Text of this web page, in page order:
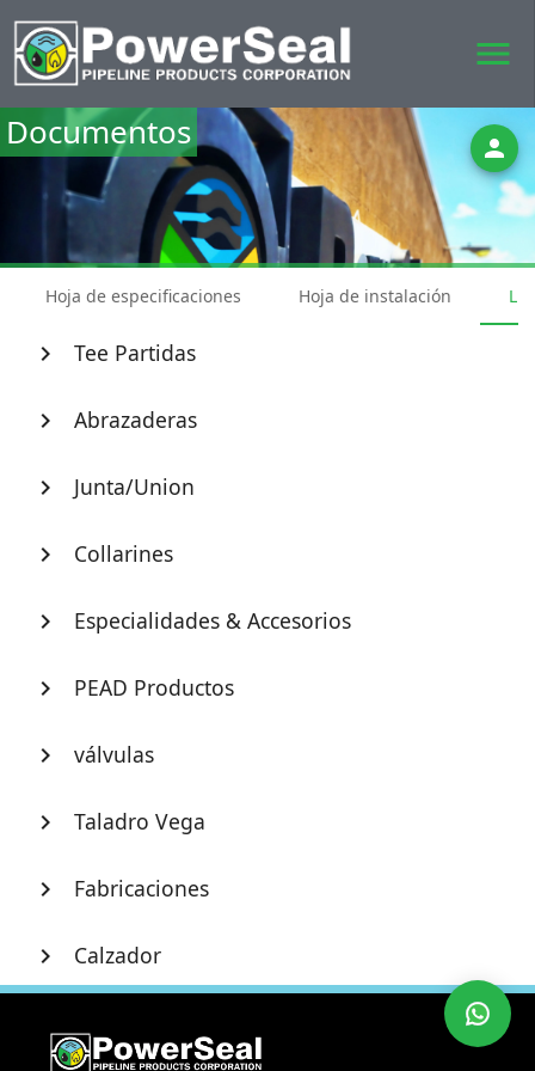
menu
person
Documentos
Hoja de especificaciones Hoja de instalación
chevron_right Tee Partidas
chevron_right Abrazaderas
chevron_right Junta/Union
chevron_right Collarines
chevron_right Especialidades & Accesorios
chevron_right PEAD Productos
chevron_right válvulas
chevron_right Taladro Vega
chevron_right Fabricaciones
chevron_right Calzador